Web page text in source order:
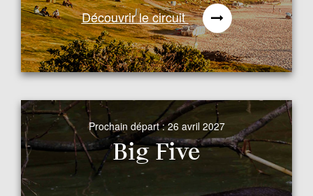
Découvrir le circuit
Prochain départ :26 avril 2027
Big Five